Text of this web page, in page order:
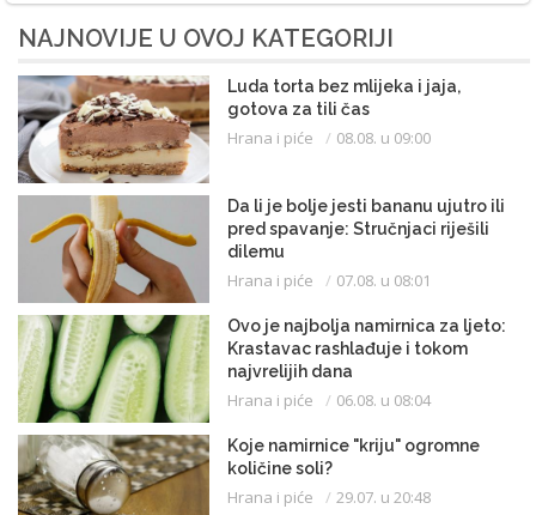
NAJNOVIJE U OVOJ KATEGORIJI
Luda torta bez mlijeka i jaja,
gotova za tili čas
Hrana i piće 08.08. u 09:00
Da li je bolje jesti bananu ujutro ili
pred spavanje: Stručnjaci riješili
dilemu
Hrana i piće 07.08. u 08:01
Ovo je najbolja namirnica za ljeto:
Krastavac rashlađuje i tokom
najvrelijih dana
Hrana i piće 06.08. u 08:04
Koje namirnice "kriju" ogromne
količine soli?
Hrana i piće 29.07. u 20:48